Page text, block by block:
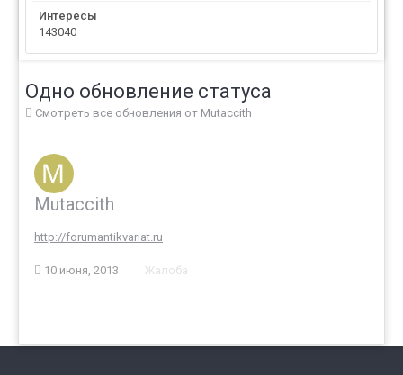
Интересы
143040
Одно обновление статуса
Смотреть все обновления от Mutaccith
Mutaccith
http://forumantikvariat.ru
10 июня, 2013 Жалоба